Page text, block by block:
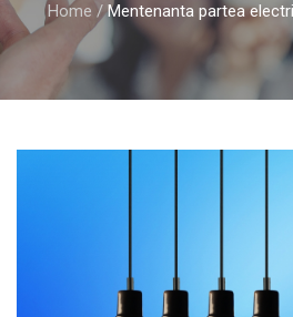
Home / Mentenanta partea